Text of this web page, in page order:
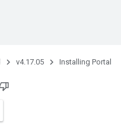
v4.17.05 Installing Portal